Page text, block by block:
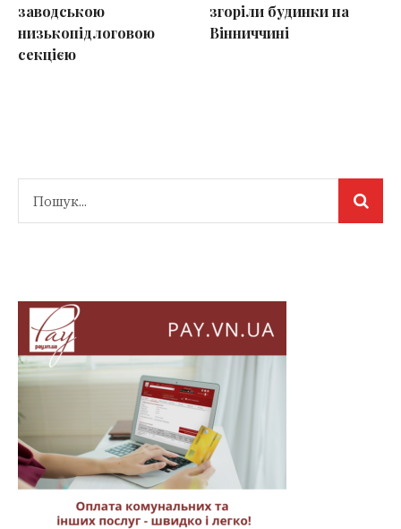
заводською
низькопідлоговою
секцією
згоріли будинки на
Вінниччині